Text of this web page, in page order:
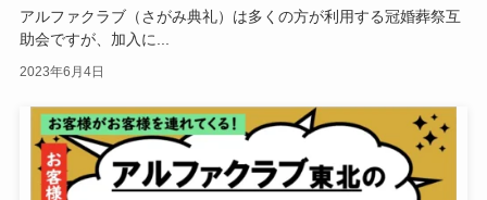
アルファクラブ（さがみ典礼）は多くの方が利用する冠婚葬祭互
助会ですが、加入に...
2023年6月4日